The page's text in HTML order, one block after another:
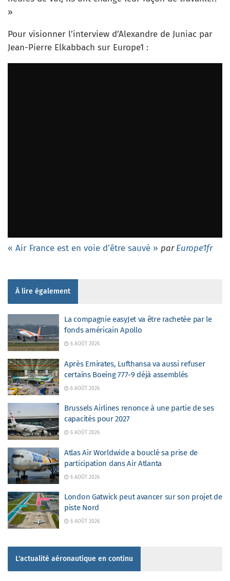
»
Pour visionner l’interview d’Alexandre de Juniac par
Jean-Pierre Elkabbach sur Europe1 :
« Air France est en voie d’être sauvé » parEurope1fr
À lire également
La compagnie easyJet va être rachetée par le
fonds américain Apollo
6 AOÛT 2026
Après Emirates, Lufthansa va aussi refuser
certains Boeing 777-9 déjà assemblés
6 AOÛT 2026
Brussels Airlines renonce à une partie de ses
capacités pour 2027
6 AOÛT 2026
Atlas Air Worldwide a bouclé sa prise de
participation dans Air Atlanta
6 AOÛT 2026
London Gatwick peut avancer sur son projet de
piste Nord
6 AOÛT 2026
L'actualité aéronautique en continu